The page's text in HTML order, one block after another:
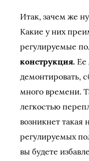
Итак, зачем же
Какие у них
регулируемые
конструкция. Ее
демонтировать,
много времени.
легкостью
возникнет такая
регулируемых
вы будете